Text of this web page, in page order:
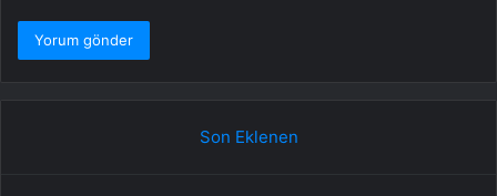
Son Eklenen